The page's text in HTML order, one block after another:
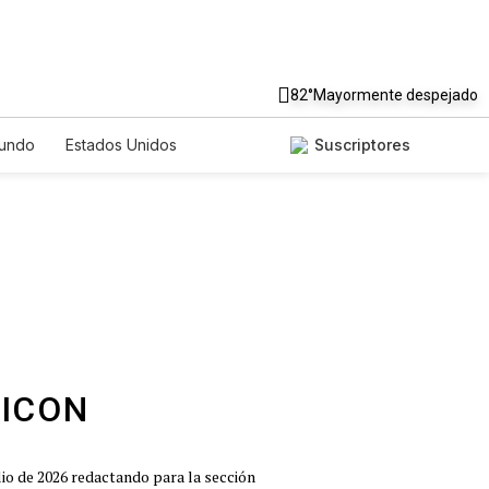
82°Mayormente despejado
Estados Unidos
Suscriptores
de 2026 redactando para la sección